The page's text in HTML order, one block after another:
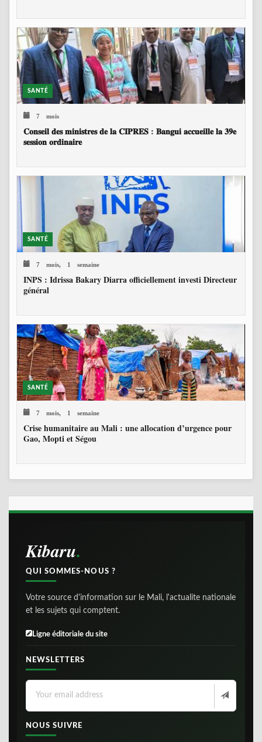
SANTÉ
7 mois
𝐂𝐨𝐧𝐬𝐞𝐢𝐥 𝐝𝐞𝐬 𝐦𝐢𝐧𝐢𝐬𝐭𝐫𝐞𝐬 𝐝𝐞 𝐥𝐚 𝐂𝐈𝐏𝐑𝐄𝐒 : 𝐁𝐚𝐧𝐠𝐮𝐢 𝐚𝐜𝐜𝐮𝐞𝐢𝐥𝐥𝐞 𝐥𝐚 𝟑𝟗𝐞
𝐬𝐞𝐬𝐬𝐢𝐨𝐧 𝐨𝐫𝐝𝐢𝐧𝐚𝐢𝐫𝐞
SANTÉ
7 mois, 1 semaine
INPS : Idrissa Bakary Diarra officiellement investi Directeur
général
SANTÉ
7 mois, 1 semaine
Crise humanitaire au Mali : une allocation d’urgence pour
Gao, Mopti et Ségou
Kibaru
QUI SOMMES-NOUS ?
Votre source d'information sur le Mali, l'actualite nationale
et les sujets qui comptent.
Ligne éditoriale du site
NEWSLETTERS
NOUS SUIVRE